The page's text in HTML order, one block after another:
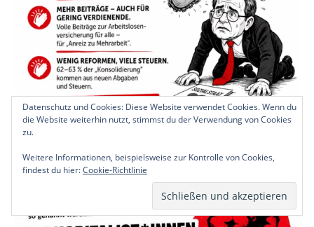
Datenschutz und Cookies: Diese Website verwendet Cookies. Wenn du
die Website weiterhin nutzt, stimmst du der Verwendung von Cookies
zu.
Weitere Informationen, beispielsweise zur Kontrolle von Cookies,
findest du hier:Cookie-Richtlinie